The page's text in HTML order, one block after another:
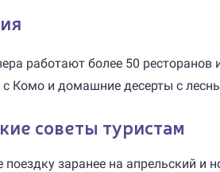
работают более 50
Комо и домашние десерты с
советы туристам
поездку заранее на апрельский и